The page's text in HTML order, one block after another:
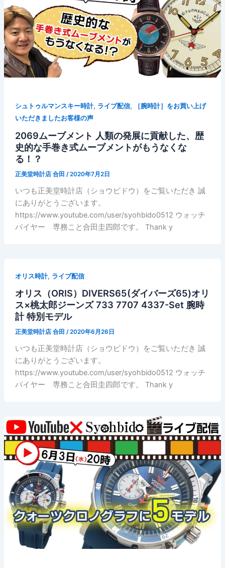
シュトゥルマンスキー時計, ライブ配信,
［腕時計］をお買い上げ
いただきましたお客様の声
2069ムーブメント 人類の発展に貢献した、歴
史的な手巻き式ムーブメントがもうなくな
る！？
正美堂時計店 合田 /2020年7月2日
いつも正美堂時計店（ショウビドウ）をご覧いただき 誠
にありがとうございます。
https://www.youtube.com/user/syohbido0512 ウォッチ
バイヤー 専務こと合田圭四郎です。 Thank y
オリス時計, ライブ配信
オリス（ORIS）DIVERS65(ダイバーズ65)オリ
ス×桃太郎ジーンズ 733 7707 4337-Set 腕時
計 特別モデル
正美堂時計店 合田 /2020年6月26日
いつも正美堂時計店（ショウビドウ）をご覧いただき 誠
にありがとうございます。
https://www.youtube.com/user/syohbido0512 ウォッチ
バイヤー 専務こと合田圭四郎です。 Thank y